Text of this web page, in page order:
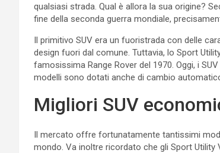
qualsiasi strada. Qual è allora la sua origine?
fine della seconda guerra mondiale,
Il primitivo SUV era un fuoristrada con delle
design fuori dal comune. Tuttavia, lo Sport
famosissima Range Rover del 1970. Oggi, i
modelli sono dotati anche di cambio
Migliori SUV
Il mercato offre fortunatamente tantissimi
mondo. Va inoltre ricordato che gli Sport